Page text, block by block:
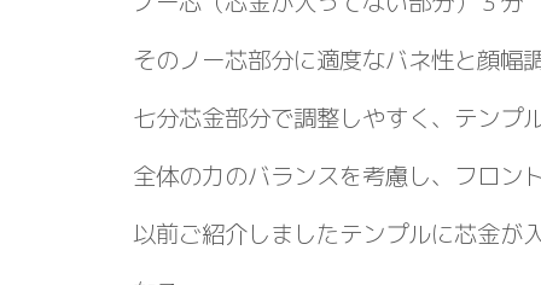
そのノー芯部分に適度なバネ性と顔
七分芯金部分で調整しやすく、テンプ
全体の力のバランスを考慮し、フロン
以前ご紹介しましたテンプルに芯金が